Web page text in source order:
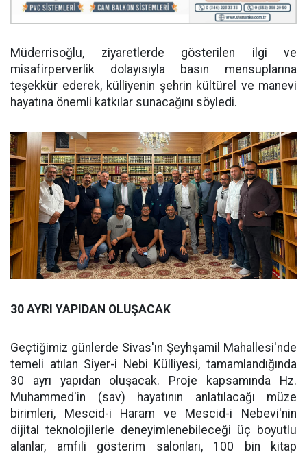
Müderrisoğlu, ziyaretlerde gösterilen ilgi ve
misafirperverlik dolayısıyla basın mensuplarına
teşekkür ederek, külliyenin şehrin kültürel ve manevi
hayatına önemli katkılar sunacağını söyledi.
30 AYRI YAPIDAN OLUŞACAK
Geçtiğimiz günlerde Sivas'ın Şeyhşamil Mahallesi'nde
temeli atılan Siyer-i Nebi Külliyesi, tamamlandığında
30 ayrı yapıdan oluşacak. Proje kapsamında Hz.
Muhammed'in (sav) hayatının anlatılacağı müze
birimleri, Mescid-i Haram ve Mescid-i Nebevi'nin
dijital teknolojilerle deneyimlenebileceği üç boyutlu
alanlar, amfili gösterim salonları, 100 bin kitap